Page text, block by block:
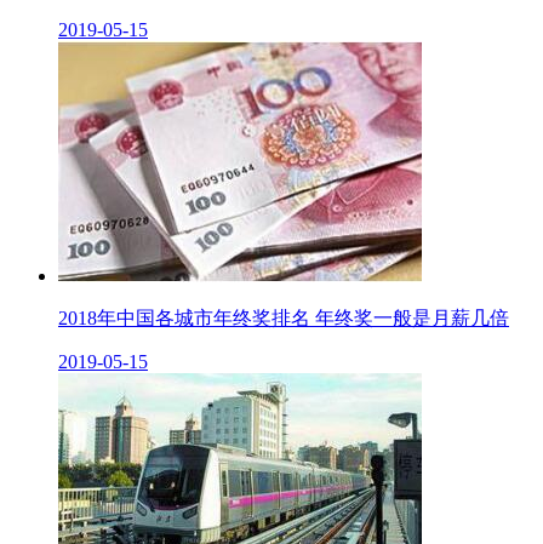
2019-05-15
2018年中国各城市年终奖排名 年终奖一般是月薪几倍
2019-05-15